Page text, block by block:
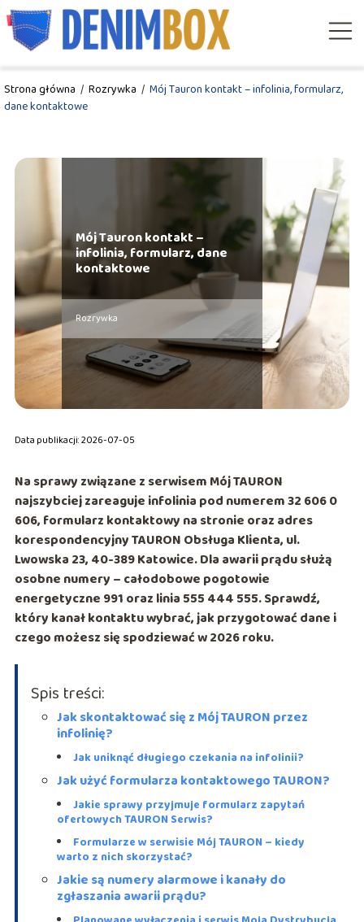
Strona główna / Rozrywka / Mój Tauron kontakt – infolinia, formularz,
dane kontaktowe
Mój Tauron kontakt –
infolinia, formularz, dane
kontaktowe
Rozrywka
Data publikacji: 2026-07-05
Na sprawy związane z serwisem Mój TAURON
najszybciej zareaguje infolinia pod numerem32 606 0
606, formularz kontaktowy na stronie oraz adres
korespondencyjnyTAURON Obsługa Klienta, ul.
Lwowska 23, 40-389 Katowice. Dla awarii prądu służą
osobne numery – całodobowe pogotowie
energetyczne 991 oraz linia 555 444 555. Sprawdź,
który kanał kontaktu wybrać, jak przygotować dane i
czego możesz się spodziewać w 2026 roku.
Spis treści:
Jak skontaktować się z Mój TAURON przez
infolinię?
Jak uniknąć długiego czekania na infolinii?
Jak użyć formularza kontaktowego TAURON?
Jakie sprawy przyjmuje formularz zapytań
ofertowych TAURON Serwis?
Formularze w serwisie Mój TAURON – kiedy
warto z nich skorzystać?
Jakie są numery alarmowe i kanały do
zgłaszania awarii prądu?